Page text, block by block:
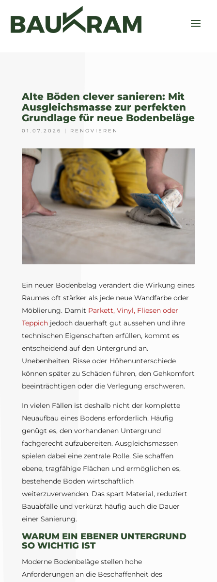
Alte Böden clever sanieren: Mit
Ausgleichsmasse zur perfekten
Grundlage für neue Bodenbeläge
01.07.2026 | RENOVIEREN
Ein neuer Bodenbelag verändert die Wirkung eines
Raumes oft stärker als jede neue Wandfarbe oder
Möblierung. Damit Parkett, Vinyl, Fliesen oder
Teppichjedoch dauerhaft gut aussehen und ihre
technischen Eigenschaften erfüllen, kommt es
entscheidend auf den Untergrund an.
Unebenheiten, Risse oder Höhenunterschiede
können später zu Schäden führen, den Gehkomfort
beeinträchtigen oder die Verlegung erschweren.
In vielen Fällen ist deshalb nicht der komplette
Neuaufbau eines Bodens erforderlich. Häufig
genügt es, den vorhandenen Untergrund
fachgerecht aufzubereiten. Ausgleichsmassen
spielen dabei eine zentrale Rolle. Sie schaffen
ebene, tragfähige Flächen und ermöglichen es,
bestehende Böden wirtschaftlich
weiterzuverwenden. Das spart Material, reduziert
Bauabfälle und verkürzt häufig auch die Dauer
einer Sanierung.
WARUM EIN EBENER UNTERGRUND
SO WICHTIG IST
Moderne Bodenbeläge stellen hohe
Anforderungen an die Beschaffenheit des